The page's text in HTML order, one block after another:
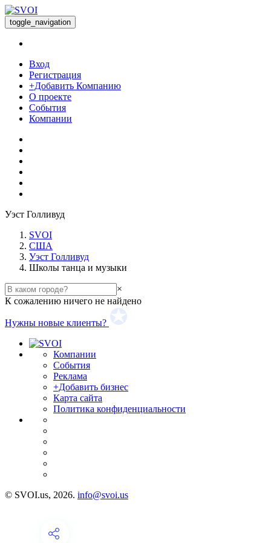
toggle_navigation
Вход
Регистрация
+Добавить Компанию
О проекте
События
Компании
Уэст Голливуд
SVOI
США
Уэст Голливуд
Школы танца и музыки
×
К сожалению ничего не найдено
Нужны новые клиенты?
Компании
События
Реклама
+Добавить бизнес
Карта сайта
Политика конфиденциальности
© SVOI.us, 2026. info@svoi.us